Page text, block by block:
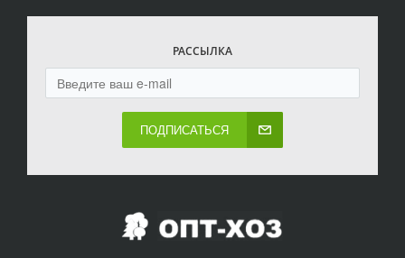
РАССЫЛКА
ПОДПИСАТЬСЯ